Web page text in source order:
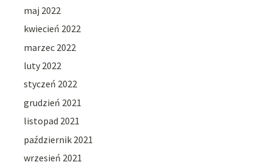
maj 2022
kwiecień 2022
marzec 2022
luty 2022
styczeń 2022
grudzień 2021
listopad 2021
październik 2021
wrzesień 2021